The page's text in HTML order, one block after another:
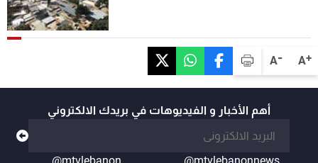
A+
A-
أهم الأخبار و الفيديوهات في بريدك الالكتروني
@mtvlebanonnews
@mtvlebanon